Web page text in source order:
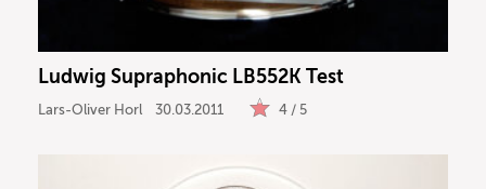
Ludwig Supraphonic LB552K Test
Lars-Oliver Horl 30.03.2011 4 / 5